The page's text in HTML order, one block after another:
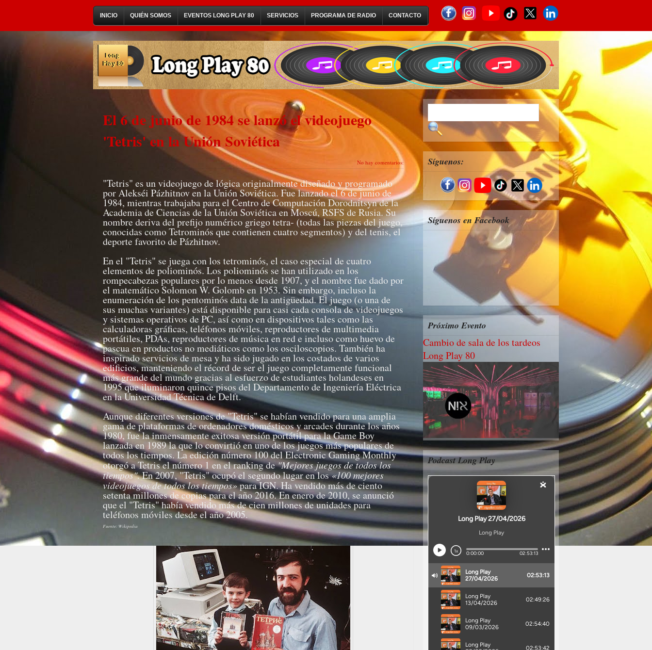
INICIO QUIÉN SOMOS EVENTOS LONG PLAY 80 SERVICIOS PROGRAMA DE RADIO CONTACTO
El 6 de junio de 1984 se lanzó el videojuego
'Tetris' en la Unión Soviética
No hay comentarios:
"Tetris" es un videojuego de lógica originalmente diseñado y programado
por Alekséi Pázhitnov en la Unión Soviética. Fue lanzado el 6 de junio de
1984, mientras trabajaba para el Centro de Computación Dorodnitsyn de la
Academia de Ciencias de la Unión Soviética en Moscú, RSFS de Rusia. Su
nombre deriva del prefijo numérico griego tetra- (todas las piezas del juego,
conocidas como Tetrominós que contienen cuatro segmentos) y del tenis, el
deporte favorito de Pázhitnov.
En el "Tetris" se juega con los tetrominós, el caso especial de cuatro
elementos de poliominós. Los poliominós se han utilizado en los
rompecabezas populares por lo menos desde 1907, y el nombre fue dado por
el matemático Solomon W. Golomb en 1953. Sin embargo, incluso la
enumeración de los pentominós data de la antigüedad. El juego (o una de
sus muchas variantes) está disponible para casi cada consola de videojuegos
y sistemas operativos de PC, así como en dispositivos tales como las
calculadoras gráficas, teléfonos móviles, reproductores de multimedia
portátiles, PDAs, reproductores de música en red e incluso como huevo de
pascua en productos no mediáticos como los osciloscopios. También ha
inspirado servicios de mesa y ha sido jugado en los costados de varios
edificios, manteniendo el récord de ser el juego completamente funcional
más grande del mundo gracias al esfuerzo de estudiantes holandeses en
1995 que iluminaron quince pisos del Departamento de Ingeniería Eléctrica
en la Universidad Técnica de Delft.
Aunque diferentes versiones de "Tetris" se habían vendido para una amplia
gama de plataformas de ordenadores domésticos y arcades durante los años
1980, fue la inmensamente exitosa versión portátil para la Game Boy
lanzada en 1989 la que lo convirtió en uno de los juegos más populares de
todos los tiempos. La edición número 100 del Electronic Gaming Monthly
otorgó a Tetris el número 1 en el ranking de"Mejores juegos de todos los
tiempos". En 2007, "Tetris" ocupó el segundo lugar en los«100 mejores
videojuegos de todos los tiempos»para IGN. Ha vendido más de ciento
setenta millones de copias para el año 2016. En enero de 2010, se anunció
que el "Tetris" había vendido más de cien millones de unidades para
teléfonos móviles desde el año 2005.
Fuente: Wikipedia
Síguenos:
Síguenos en Facebook
Próximo Evento
Cambio de sala de los tardeos
Long Play 80
Podcast Long Play